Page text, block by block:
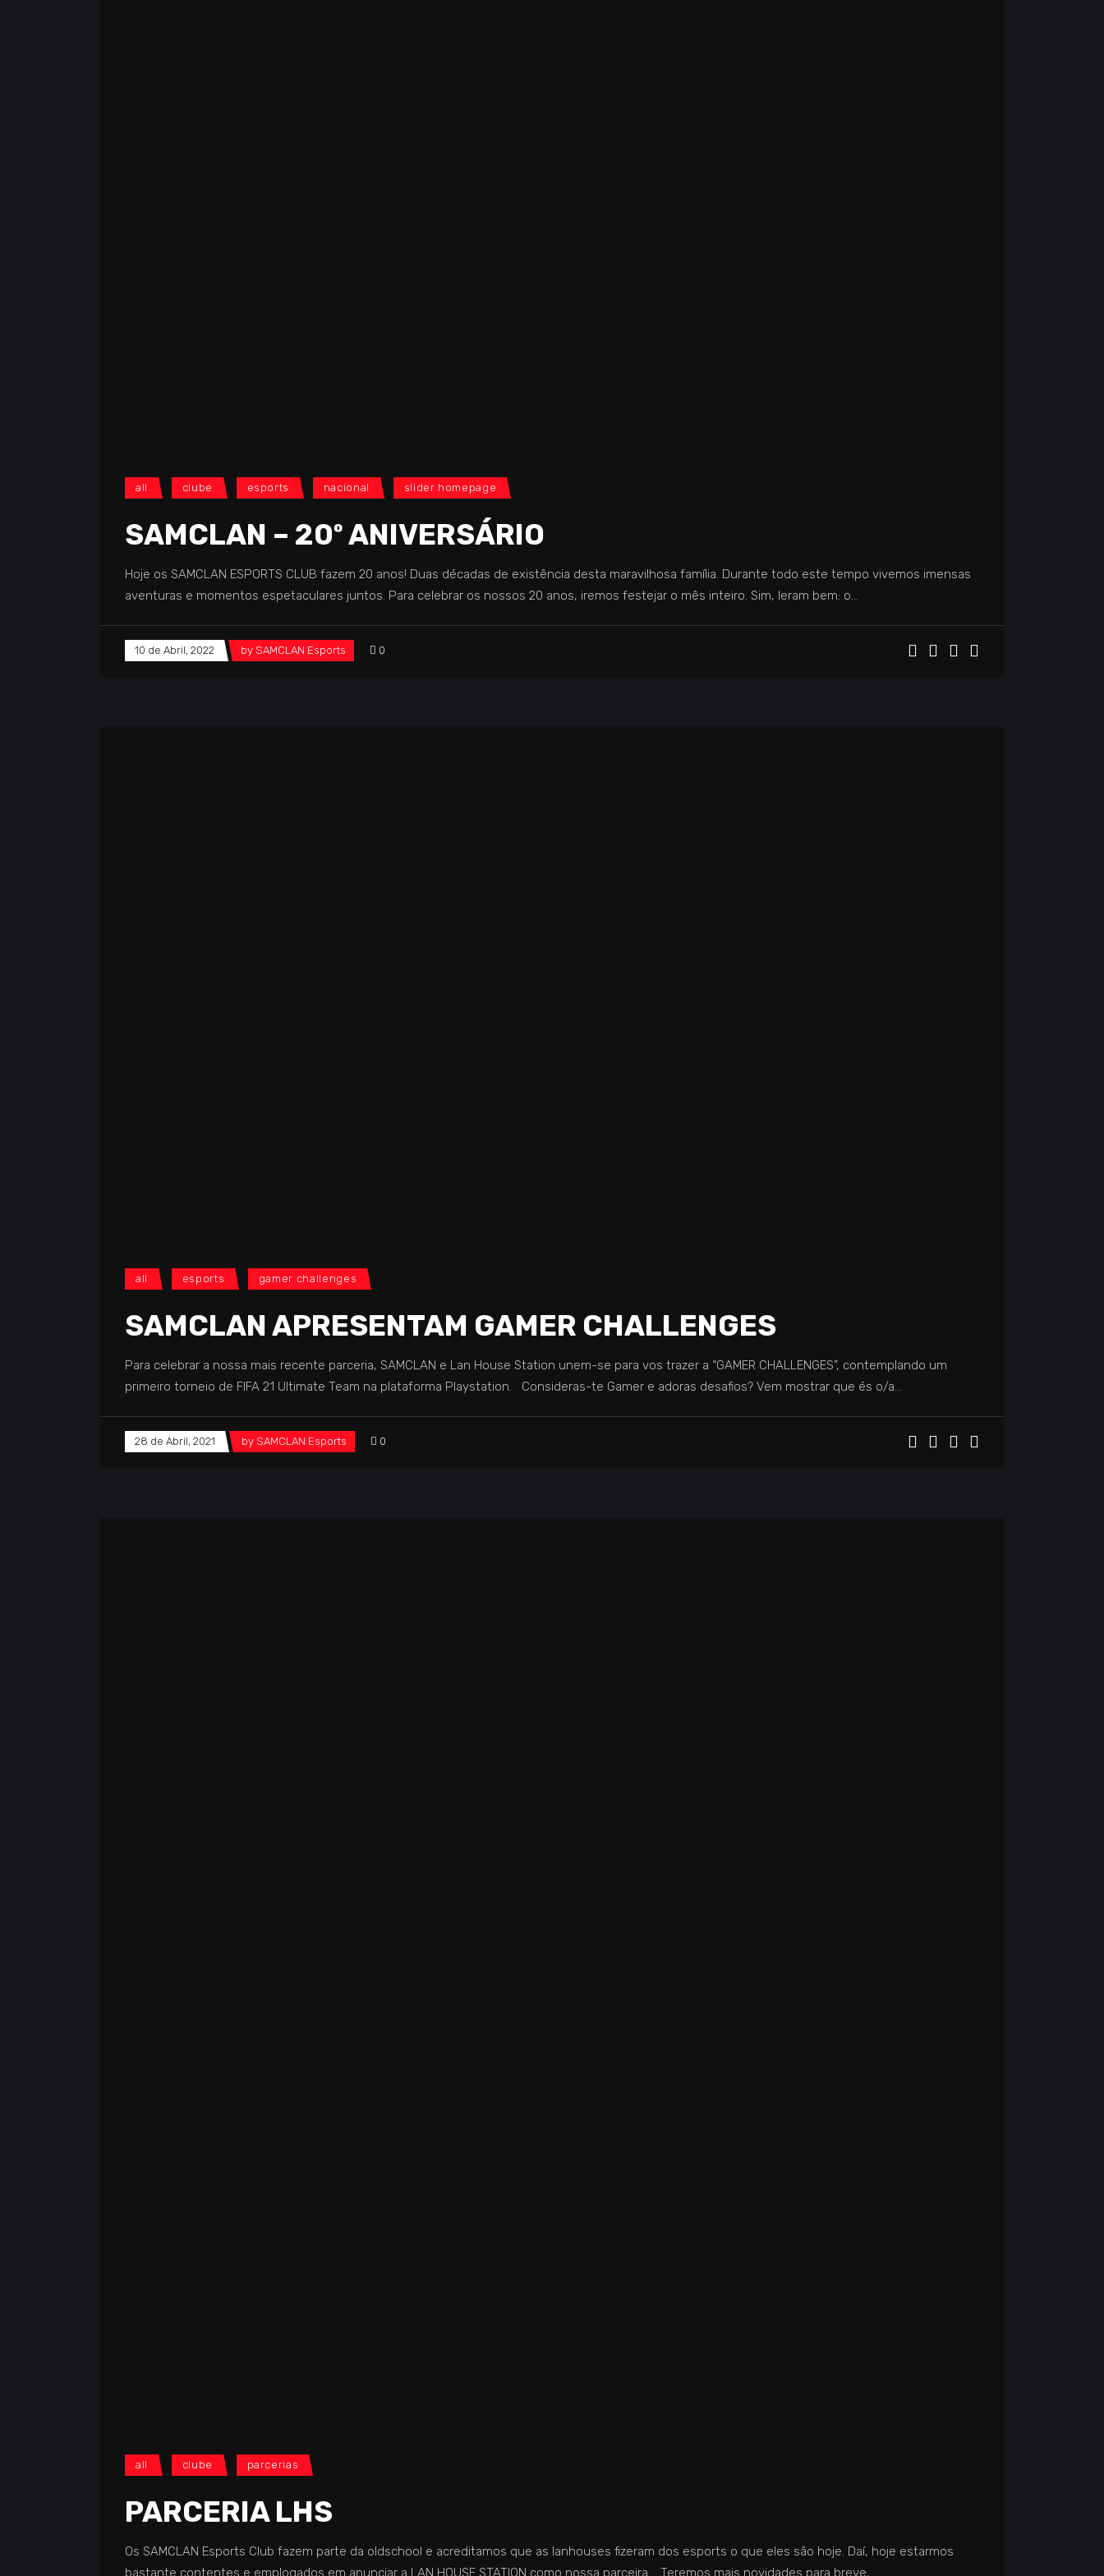
all clube esports nacional slider homepage
SAMCLAN – 20º ANIVERSÁRIO
Hoje os SAMCLAN ESPORTS CLUB fazem 20 anos! Duas décadas de existência desta maravilhosa família. Durante todo este tempo vivemos imensas
aventuras e momentos espetaculares juntos. Para celebrar os nossos 20 anos, iremos festejar o mês inteiro. Sim, leram bem: o
10 de Abril, 2022 by SAMCLAN Esports 0
all esports gamer challenges
SAMCLAN APRESENTAM GAMER CHALLENGES
Para celebrar a nossa mais recente parceria, SAMCLAN e Lan House Station unem-se para vos trazer a “GAMER CHALLENGES”, contemplando um
primeiro torneio de FIFA 21 Ultimate Team na plataforma Playstation. Consideras-te Gamer e adoras desafios? Vem mostrar que és o/a
28 de Abril, 2021 by SAMCLAN Esports 0
all clube parcerias
PARCERIA LHS
Os SAMCLAN Esports Club fazem parte da oldschool e acreditamos que as lanhouses fizeram dos esports o que eles são hoje. Daí, hoje estarmos
bastante contentes e emplogados em anunciar a LAN HOUSE STATION como nossa parceira. Teremos mais novidades para breve,